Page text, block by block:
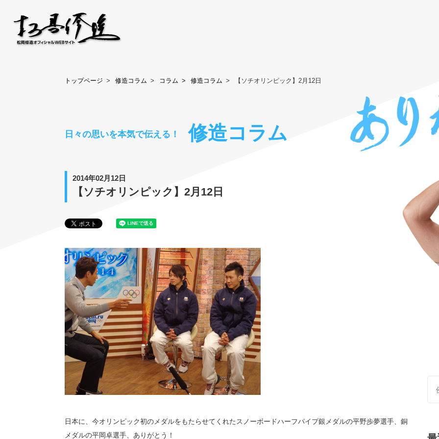
トップページ 修造コラム コラム 修造コラム 【ソチオリンピック】2月12日
日々の思いを本気で伝える！ 修造コラム
2014年02月12日
【ソチオリンピック】2月12日
日本に、今オリンピック初のメダルをもたらせてくれたスノーボードハーフパイプ銀メダルの平野歩夢選手、銅
メダルの平岡卓選手、ありがとう！